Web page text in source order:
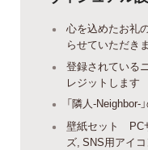
心を込めたお礼
らせていただき
登録されている
レジットします
「隣人-Neighbor-
壁紙セット PC
ズ, SNS用アイ